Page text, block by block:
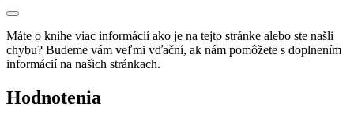
Máte o knihe viac informácií ako je na tejto stránke alebo ste našli
chybu? Budeme vám veľmi vďační, ak nám pomôžete s doplnením
informácií na našich stránkach.
Hodnotenia